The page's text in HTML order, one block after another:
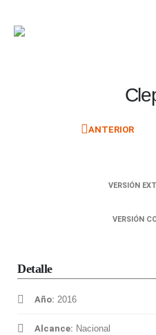
ANTERIOR
VERSIÓN
VERSIÓN
Detalle
Año: 2016
Alcance: Nacional